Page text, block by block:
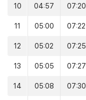
10 04:57 07:20
11 05:00 07:22
12 05:02 07:25
13 05:05 07:27
14 05:08 07:30